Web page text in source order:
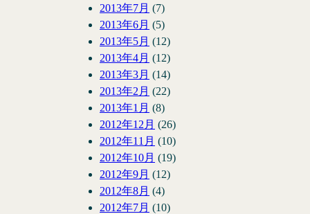
2013年7月 (7)
2013年6月 (5)
2013年5月 (12)
2013年4月 (12)
2013年3月 (14)
2013年2月 (22)
2013年1月 (8)
2012年12月 (26)
2012年11月 (10)
2012年10月 (19)
2012年9月 (12)
2012年8月 (4)
2012年7月 (10)